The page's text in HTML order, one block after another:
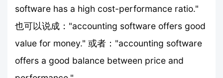
software has a high cost-performance ratio."
也可以说成："accounting software offers good
value for money." 或者："accounting software
offers a good balance between price and